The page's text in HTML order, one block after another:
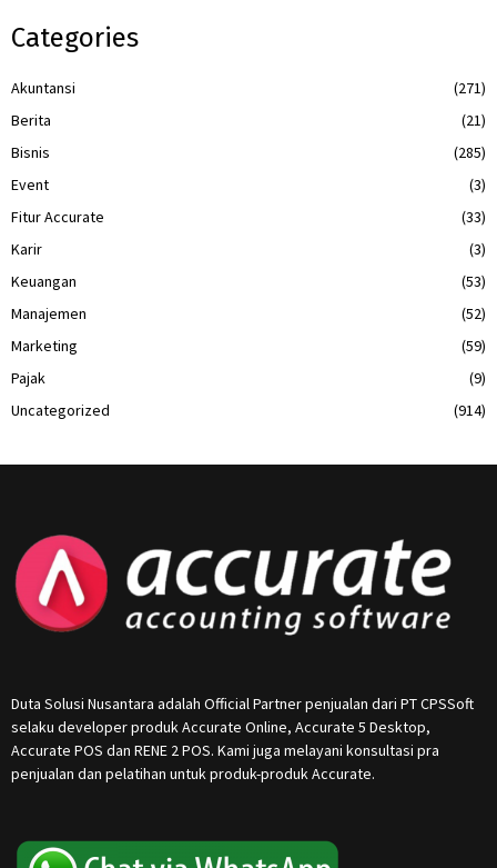
Categories
Akuntansi
(271)
Berita
(21)
Bisnis
(285)
Event
(3)
Fitur Accurate
(33)
Karir
(3)
Keuangan
(53)
Manajemen
(52)
Marketing
(59)
Pajak
(9)
Uncategorized
(914)
Duta Solusi Nusantara adalah Official Partner penjualan dari PT CPSSoft
selaku developer produk Accurate Online, Accurate 5 Desktop,
Accurate POS dan RENE 2 POS. Kami juga melayani konsultasi pra
penjualan dan pelatihan untuk produk-produk Accurate.